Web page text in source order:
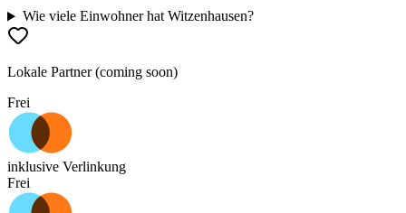
Wie viele Einwohner hat Witzenhausen?
Lokale Partner (coming soon)
Frei
inklusive Verlinkung
Frei